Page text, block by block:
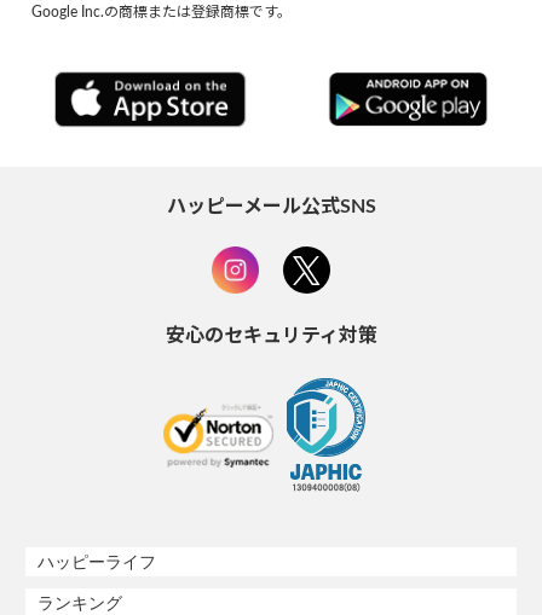
Google Inc.の商標または登録商標です。
ハッピーメール公式SNS
安心のセキュリティ対策
ハッピーライフ
ランキング